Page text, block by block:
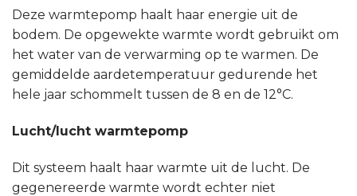
Deze warmtepomp haalt haar energie uit de
bodem. De opgewekte warmte wordt gebruikt om
het water van de verwarming op te warmen. De
gemiddelde aardetemperatuur gedurende het
hele jaar schommelt tussen de 8 en de 12°C.
Lucht/lucht warmtepomp
Dit systeem haalt haar warmte uit de lucht. De
gegenereerde warmte wordt echter niet